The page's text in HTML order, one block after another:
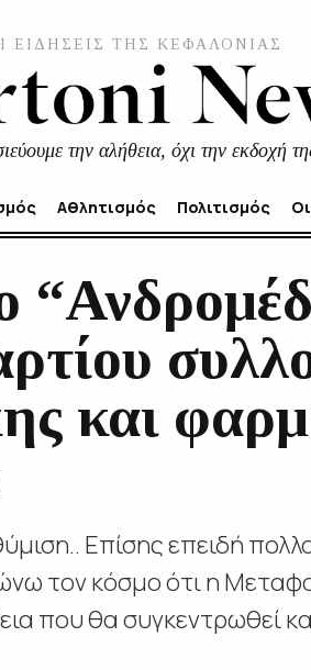
ΕΙΔΗΣΕΙΣ ΤΗΣ ΚΕΦΑΛΟΝΙΑΣ
την αλήθεια, όχι την εκδοχή
Αθλητισμός Πολιτισμός
και
Επίσης επειδή
τον κόσμο ότι η
που θα συγκεντρωθεί